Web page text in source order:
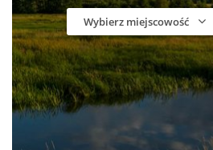
Wybierz miejscowość